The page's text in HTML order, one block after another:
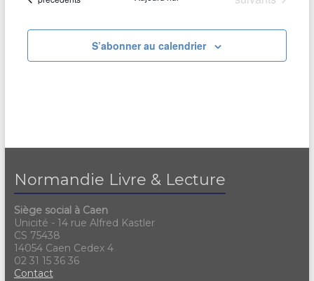
S’abonner au calendrier
Normandie Livre & Lecture
Siège social à Caen
Unicité - 14 rue Alfred Kastler
CS 75438
14054 Caen Cedex 4
02 31 15 36 36
Contact